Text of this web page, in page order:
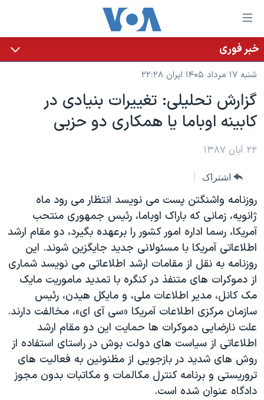
لینکهای
قابل
دسترسی
جهش
محتوای
اصلی
جهش
به
اصلی
جهش
به
جستجو
خانه
نسخه سبک وب‌سایت
موضوع ها
ایران
آمریکا
گزیده‌ها
ویژه برنامه‌ها
ویدیوها
فرهنگ و زندگی
حقوق شهروندی
اقتصادی
علم و فناوری
اسرائیل در جنگ
گالری عکس
برنامه های تلویزیونی
جدول برنامه ها
صفحه‌های ویژه
عملیات خشم حماسی
۲۵۰سالگی آمریکا
بایگانی برنامه‌های تلویزیونی
مستندها
انتخابات ریاست جمهوری آمریکا ۲۰۲۴
حمله جمهوری اسلامی به اسرائیل
رمز مهسا
ورزش زنان در ایران
اعتراضات زن، زندگی، آزادی
فرکانس‌های صدای آمریکا
پخش رادیویی
یادگیری زبان انگلیسی
دنبال کنید
زبانهای مختلف
خبر فوری
شنبه ۱۷ مرداد ۱۴۰۵ ایران ۲۲:۲۸
گزارش تحليلی: تغییرات بنیادی در
کابینه اوباما یا همکاری دو حزبی
۲۲ آبان ۱۳۸۷
اشتراک
روزنامه واشنگتن پست می نویسد انتظار می رود ماه
ژانویه، زمانی که باراک اوباما، رئیس جمهوری منتحب
آمریکا، رسما اداره امور کشور را برعهده بگیرد، دو مقام ارشد
اطلاعاتی آمریکا با مسئولانی جدید جایگزین شوند. این
روزنامه به نقل از مقامات ارشد اطلاعاتی می نویسد شماری
از دموکرات های متنفذ در کنگره با تمدید ماموریت مایک
مک کانل، مدیر اطلاعات ملی، و مایکل هیدن، رئیس
سازمان مرکزی اطلاعات آمریکا «سی آی ای»، مخالفت دارند.
علت نارضایی دموکرات ها حمایت این دو مقام ارشد
اطلاعاتی از سیاست های دولت بوش در راستای استفاده از
روش های شدید در بازجویی از مظنونین به فعالیت های
تروریستی و برنامه کنترل مکالمات و مکاتبات بدون مجوز
دادگاه عنوان شده است.